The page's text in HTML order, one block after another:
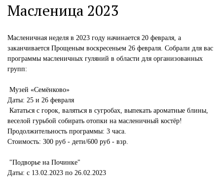
Масленица 2023
Масленичная неделя в 2023 году начинается 20 февраля, а
заканчивается Прощеным воскресеньем 26 февраля. Собрали для вас
программы масленичных гуляний в области для организованных
групп:
Музей «Семёнково»
Даты: 25 и 26 февраля
Кататься с горок, валяться в сугробах, выпекать ароматные блины,
веселой гурьбой собирать отопки на масленичный костёр!
Продолжительность программы: 3 часа.
Стоимость: 300 руб - дети/600 руб - взр.
"Подворье на Починке"
Даты: с 13.02.2023 по 26.02.2023